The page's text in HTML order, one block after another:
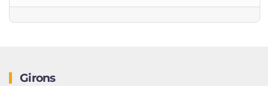
Girons